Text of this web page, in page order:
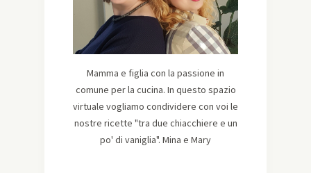
Mamma e figlia con la passione in
comune per la cucina. In questo spazio
virtuale vogliamo condividere con voi le
nostre ricette "tra due chiacchiere e un
po' di vaniglia". Mina e Mary